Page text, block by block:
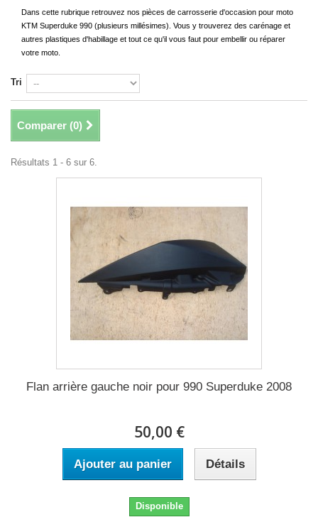
Dans cette rubrique retrouvez nos pièces de carrosserie d'occasion pour moto
KTM Superduke 990 (plusieurs millésimes). Vous y trouverez des carénage et
autres plastiques d'habillage et tout ce qu'il vous faut pour embellir ou réparer
votre moto.
Tri
Comparer (0)
Résultats 1 - 6 sur 6.
Flan arrière gauche noir pour 990 Superduke 2008
50,00 €
Ajouter au panier Détails
Disponible